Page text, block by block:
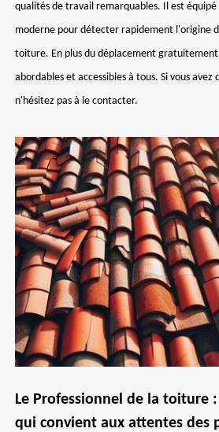
qualités de travail remarquables. Il est
moderne pour détecter rapidement l'origine
toiture. En plus du déplacement
abordables et accessibles à tous. Si vous avez
n'hésitez pas à le contacter.
Le Professionnel de la toiture
qui convient aux attentes des